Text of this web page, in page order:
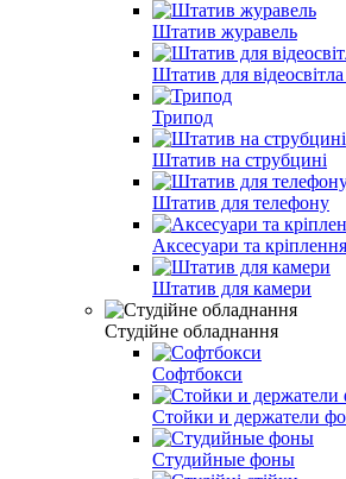
Штатив журавель
Штатив для
Трипод
Штатив на струбцині
Штатив для телефону
Аксесуари та кріплення
Штатив для камери
Студійне обладнання
Софтбокси
Стойки и держатели
Студийные фоны